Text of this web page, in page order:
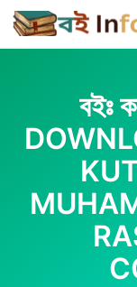
Skip
to
content
বইঃ